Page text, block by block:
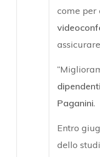
come per
dipendenti
Paganini.
Entro
dello